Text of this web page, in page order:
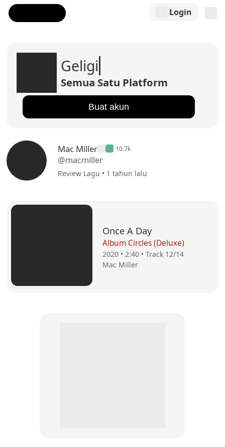
Login
Geligi
Semua Satu Platform
Buat akun
Mac Miller 10.7k
@macmiller
Review Lagu • 1 tahun lalu
Once A Day
Album Circles (Deluxe)
2020 • 2:40 • Track 12/14
Mac Miller